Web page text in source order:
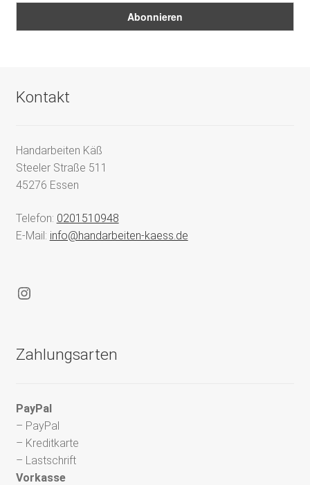
Kontakt
Handarbeiten Käß
Steeler Straße 511
45276 Essen
Telefon: 0201510948
E-Mail: info@handarbeiten-kaess.de
Instagram
Zahlungsarten
PayPal
– PayPal
– Kreditkarte
– Lastschrift
Vorkasse